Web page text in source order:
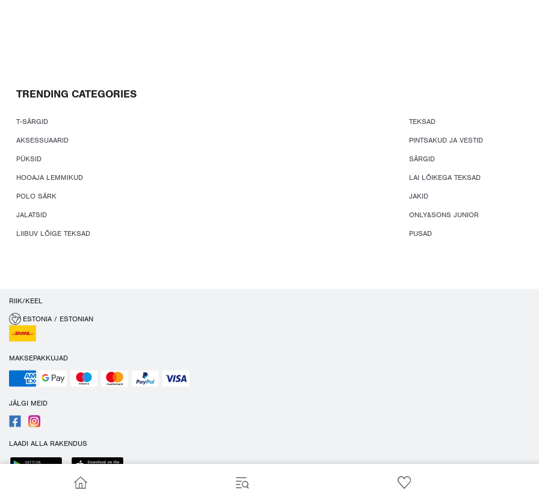
TRENDING CATEGORIES
T-SÄRGID
TEKSAD
AKSESSUAARID
PINTSAKUD JA VESTID
PÜKSID
SÄRGID
HOOAJA LEMMIKUD
LAI LÕIKEGA TEKSAD
POLO SÄRK
JAKID
JALATSID
ONLY&SONS JUNIOR
LIIBUV LÕIGE TEKSAD
PUSAD
RIIK/KEEL
ESTONIA / ESTONIAN
MAKSEPAKKUJAD
JÄLGI MEID
LAADI ALLA RAKENDUS